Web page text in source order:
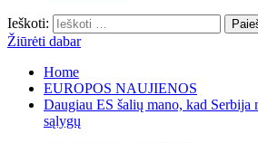
Ieškoti:
Žiūrėti dabar
Home
EUROPOS NAUJIENOS
Daugiau ES šalių mano, kad Serbija
sąlygų